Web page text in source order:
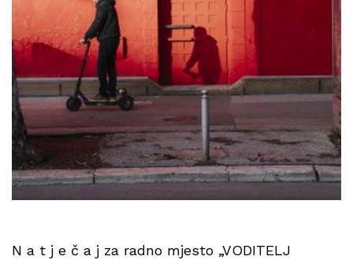
N a t j e č a j za radno mjesto „VODITELJ